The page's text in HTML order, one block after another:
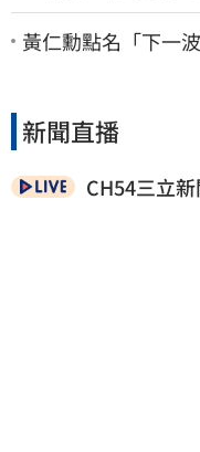
黃仁勳點名「下一
新聞直播
CH54三立